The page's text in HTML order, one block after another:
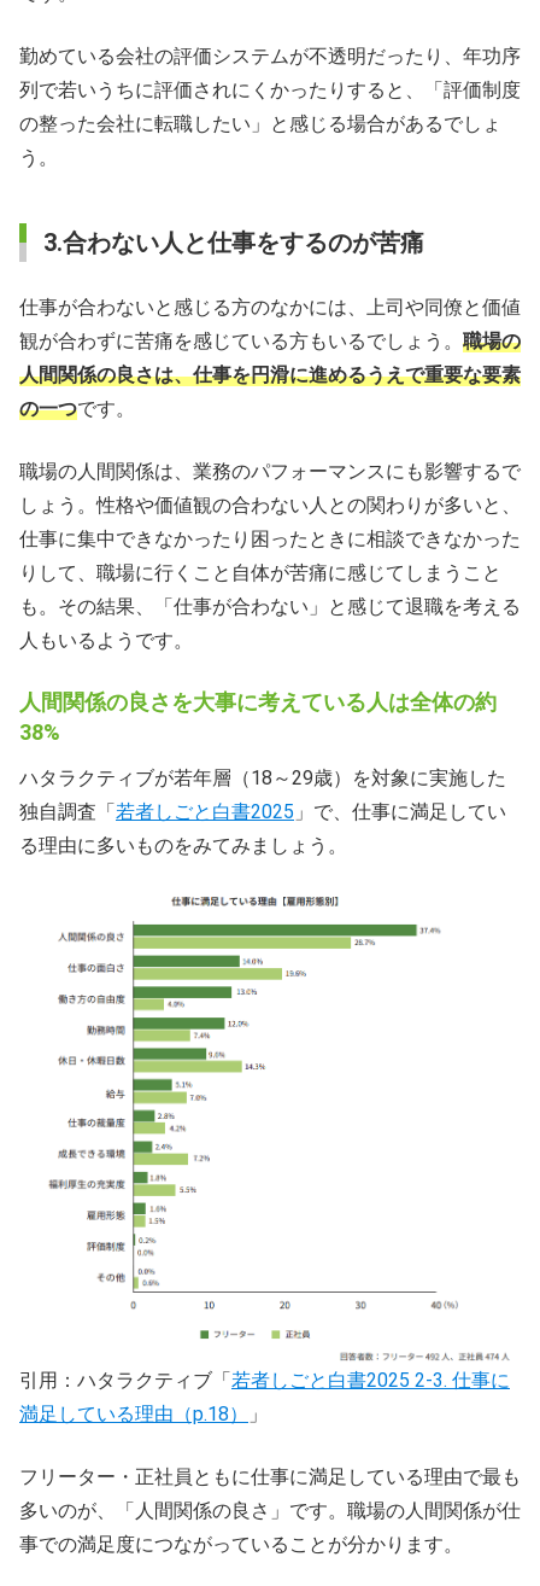
勤めている会社の評価システムが不透明だったり、年功序
列で若いうちに評価されにくかったりすると、「評価制度
の整った会社に転職したい」と感じる場合があるでしょ
う。
3.合わない人と仕事をするのが苦痛
仕事が合わないと感じる方のなかには、上司や同僚と価値
観が合わずに苦痛を感じている方もいるでしょう。 職場の
人間関係の良さは、仕事を円滑に進めるうえで重要な要素
の一つです。
職場の人間関係は、業務のパフォーマンスにも影響するで
しょう。性格や価値観の合わない人との関わりが多いと、
仕事に集中できなかったり困ったときに相談できなかった
りして、職場に行くこと自体が苦痛に感じてしまうこと
も。その結果、「仕事が合わない」と感じて退職を考える
人もいるようです。
人間関係の良さを大事に考えている人は全体の約
38%
ハタラクティブが若年層（18～29歳）を対象に実施した
独自調査「 若者しごと白書2025 」で、仕事に満足してい
る理由に多いものをみてみましょう。
引用：ハタラクティブ「 若者しごと白書2025 2-3. 仕事に
満足している理由（p.18）
」
フリーター・正社員ともに仕事に満足している理由で最も
多いのが、「人間関係の良さ」です。職場の人間関係が仕
事での満足度につながっていることが分かります。